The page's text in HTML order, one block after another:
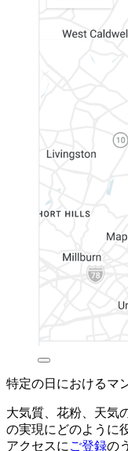
特定の日におけるマ
大気質、花粉、天気
の実現にどのように
アクセスに ご登録の